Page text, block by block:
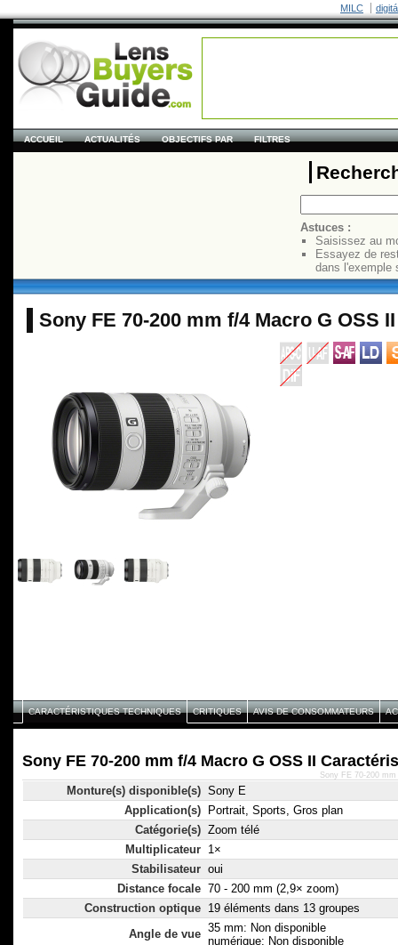
MILC
ACCUEIL ACTUALITÉS OBJECTIFS PAR FILTRES
Astuces :
Saisissez au
Essayez de
dans
Sony FE 70-200 mm f/4 Macro G OSS II
CARACTÉRISTIQUES TECHNIQUES CRITIQUES AVIS DE CONSOMMATEURS
Sony FE 70-200 mm f/4 Macro G OSS II
Monture(s) disponible(s) Sony E
Application(s)
Portrait, Sports, Gros plan
Catégorie(s) Zoom télé
Multiplicateur 1×
Stabilisateur oui
Distance focale 70 - 200 mm (2,9× zoom)
Construction optique 19 éléments dans 13 groupes
Angle de vue 35 mm: Non disponible
numérique: Non disponible
Sony FE 70-200